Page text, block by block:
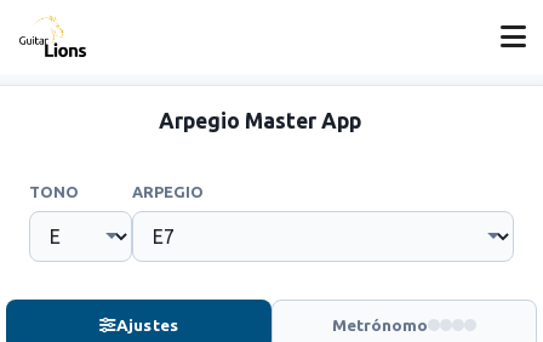
Arpegio Master App
TONO ARPEGIO
Ajustes Metrónomo